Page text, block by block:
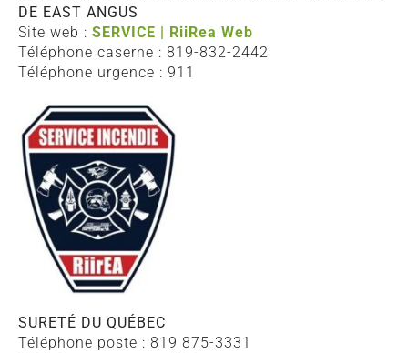
DE EAST ANGUS
Site web : SERVICE | RiiRea Web
Téléphone caserne : 819-832-2442
Téléphone urgence : 911
SURETÉ DU QUÉBEC
Téléphone poste : 819 875-3331